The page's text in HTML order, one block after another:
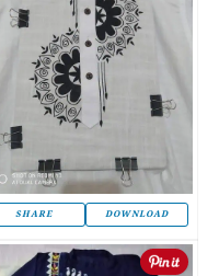
SHARE DOWNLOAD